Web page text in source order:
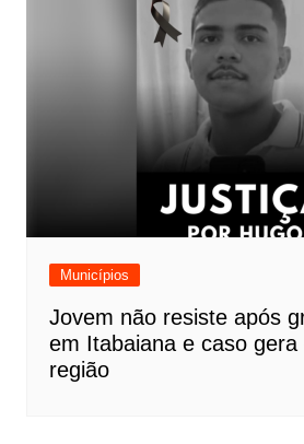
Municípios
Jovem não resiste após
em Itabaiana e caso
região